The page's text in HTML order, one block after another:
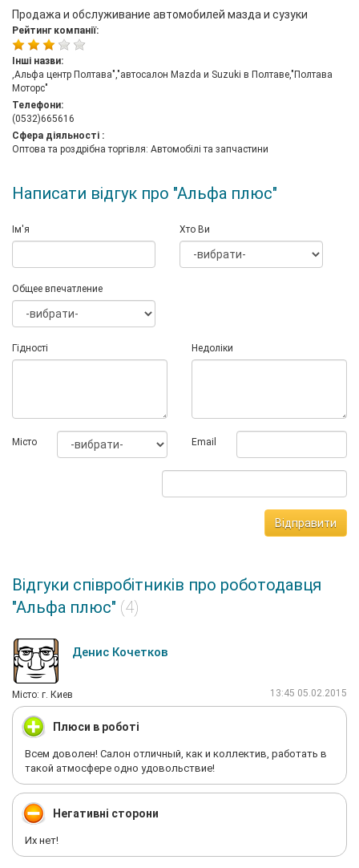
Продажа и обслуживание автомобилей мазда и сузуки
Рейтинг компанії:
Інші назви:
,Альфа центр Полтава","автосалон Mazda и Suzuki в Полтаве,"Полтава
Моторс"
Телефони:
(0532)665616
Сфера діяльності :
Оптова та роздрібна торгівля: Автомобілі та запчастини
Написати відгук про "Альфа плюс"
Ім'я Хто Ви
Общее впечатление
Гідності Недоліки
Мiсто Email
Відправити
Відгуки співробітників про роботодавця
"Альфа плюс" (4)
Денис Кочетков
Мiсто: г. Киев 13:45 05.02.2015
Плюси в роботі
Всем доволен! Салон отличный, как и коллектив, работать в
такой атмосфере одно удовольствие!
Негативні сторони
Их нет!